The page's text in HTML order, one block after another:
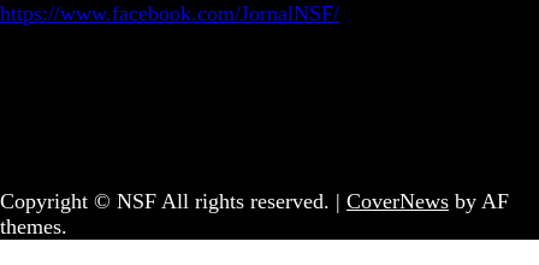
https://www.facebook.com/JornalNSF/
Copyright © NSF All rights reserved. | CoverNews by AF
themes.